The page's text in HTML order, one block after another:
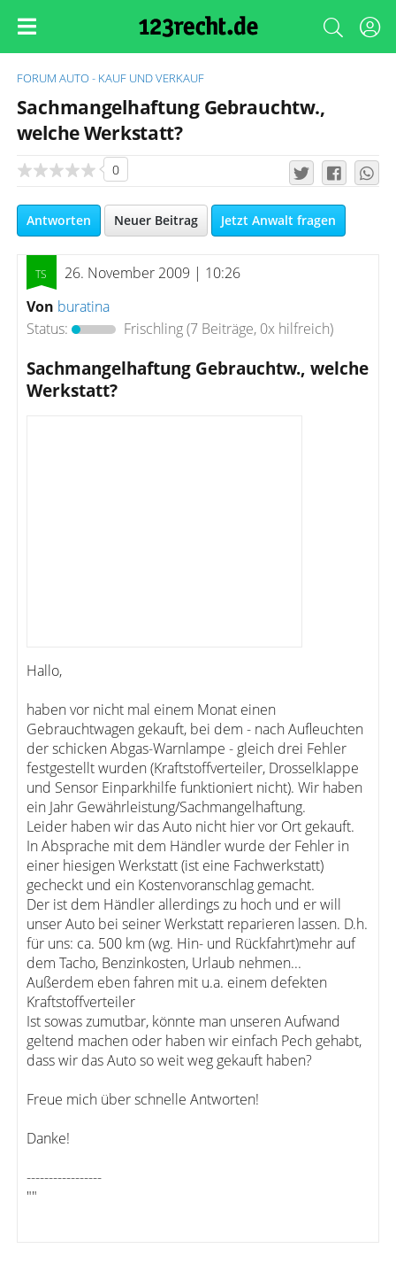
FORUM AUTO - KAUF UND VERKAUF
Sachmangelhaftung Gebrauchtw.,
welche Werkstatt?
0
Antworten Neuer Beitrag Jetzt Anwalt fragen
26. November 2009 | 10:26
Von buratina
Status:
Frischling(7 Beiträge, 0x hilfreich)
Sachmangelhaftung Gebrauchtw., welche
Werkstatt?
Hallo,
haben vor nicht mal einem Monat einen
Gebrauchtwagen gekauft, bei dem - nach Aufleuchten
der schicken Abgas-Warnlampe - gleich drei Fehler
festgestellt wurden (Kraftstoffverteiler, Drosselklappe
und Sensor Einparkhilfe funktioniert nicht). Wir haben
ein Jahr Gewährleistung/Sachmangelhaftung.
Leider haben wir das Auto nicht hier vor Ort gekauft.
In Absprache mit dem Händler wurde der Fehler in
einer hiesigen Werkstatt (ist eine Fachwerkstatt)
gecheckt und ein Kostenvoranschlag gemacht.
Der ist dem Händler allerdings zu hoch und er will
unser Auto bei seiner Werkstatt reparieren lassen. D.h.
für uns: ca. 500 km (wg. Hin- und Rückfahrt)mehr auf
dem Tacho, Benzinkosten, Urlaub nehmen...
Außerdem eben fahren mit u.a. einem defekten
Kraftstoffverteiler
Ist sowas zumutbar, könnte man unseren Aufwand
geltend machen oder haben wir einfach Pech gehabt,
dass wir das Auto so weit weg gekauft haben?
Freue mich über schnelle Antworten!
Danke!
-----------------
""